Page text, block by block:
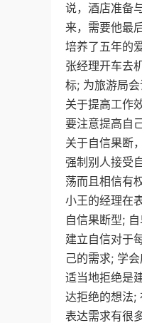
说，酒店准备
来，需要他最
培养了五年的
张经理开车去
标; 为旅游局
关于提高工作
要注意提高自
关于自信果断
强制别人接受
荡而且相信
小王的经理在
自信果断型;
建立自信对于
己的需求; 学
适当地拒绝是
达拒绝的想法;
表达需求有很